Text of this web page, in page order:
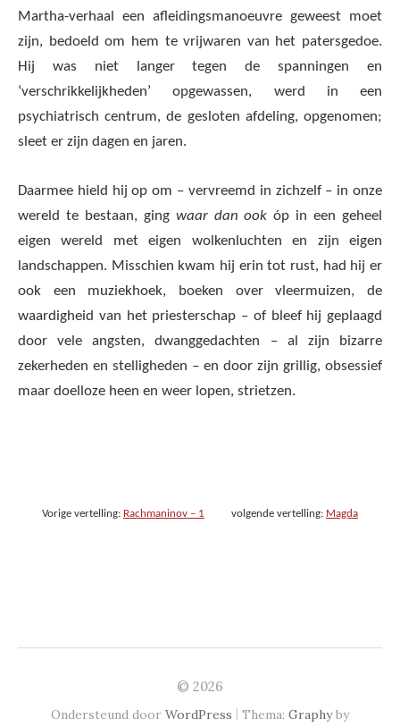
Martha-verhaal een afleidingsmanoeuvre geweest moet
zijn, bedoeld om hem te vrijwaren van het patersgedoe.
Hij was niet langer tegen de spanningen en
‘verschrikkelijkheden’ opgewassen, werd in een
psychiatrisch centrum, de gesloten afdeling, opgenomen;
sleet er zijn dagen en jaren.
Daarmee hield hij op om – vervreemd in zichzelf – in onze
wereld te bestaan, ging waar dan ook óp in een geheel
eigen wereld met eigen wolkenluchten en zijn eigen
landschappen. Misschien kwam hij erin tot rust, had hij er
ook een muziekhoek, boeken over vleermuizen, de
waardigheid van het priesterschap – of bleef hij geplaagd
door vele angsten, dwanggedachten – al zijn bizarre
zekerheden en stelligheden – en door zijn grillig, obsessief
maar doelloze heen en weer lopen, strietzen.
Vorige vertelling: Rachmaninov – 1 volgende vertelling: Magda
© 2026
Ondersteund door WordPress | Thema: Graphyby